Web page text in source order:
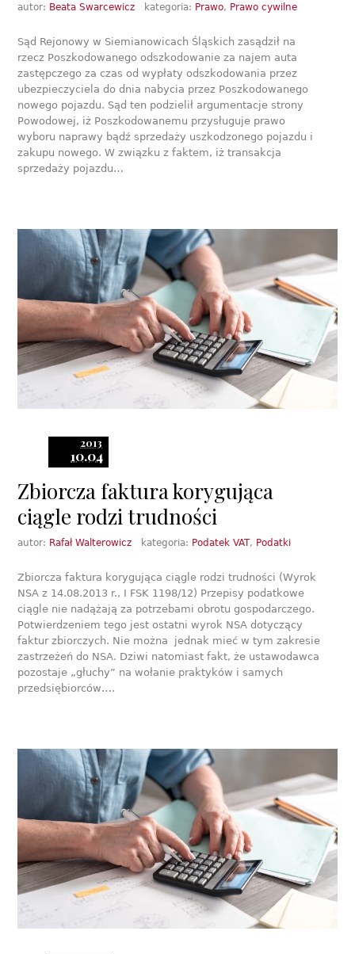
autor: Beata Swarcewicz kategoria: Prawo, Prawo cywilne
Sąd Rejonowy w Siemianowicach Śląskich zasądził na
rzecz Poszkodowanego odszkodowanie za najem auta
zastępczego za czas od wypłaty odszkodowania przez
ubezpieczyciela do dnia nabycia przez Poszkodowanego
nowego pojazdu. Sąd ten podzielił argumentacje strony
Powodowej, iż Poszkodowanemu przysługuje prawo
wyboru naprawy bądź sprzedaży uszkodzonego pojazdu i
zakupu nowego. W związku z faktem, iż transakcja
sprzedaży pojazdu…
2013
10.04
Zbiorcza faktura korygująca
ciągle rodzi trudności
autor: Rafał Walterowicz kategoria: Podatek VAT, Podatki
Zbiorcza faktura korygująca ciągle rodzi trudności (Wyrok
NSA z 14.08.2013 r., I FSK 1198/12) Przepisy podatkowe
ciągle nie nadążają za potrzebami obrotu gospodarczego.
Potwierdzeniem tego jest ostatni wyrok NSA dotyczący
faktur zbiorczych. Nie można jednak mieć w tym zakresie
zastrzeżeń do NSA. Dziwi natomiast fakt, że ustawodawca
pozostaje „głuchy” na wołanie praktyków i samych
przedsiębiorców….